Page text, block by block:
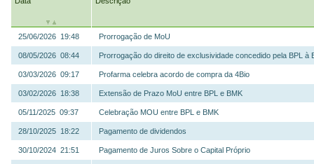
25/06/2026 19:48 Prorrogação de MoU
08/05/2026 08:44 Prorrogação do direito de exclusividade concedido pela BPL
03/03/2026 09:17 Profarma celebra acordo de compra da 4Bio
03/02/2026 18:38 Extensão de Prazo MoU entre BPL e BMK
05/11/2025 09:37 Celebração MOU entre BPL e BMK
28/10/2025 18:22 Pagamento de dividendos
30/10/2024 21:51 Pagamento de Juros Sobre o Capital Próprio